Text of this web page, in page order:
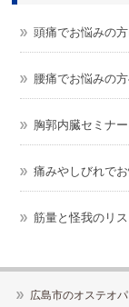
頭痛でお悩みの方
腰痛でお悩みの
胸郭内臓セミナ
痛みやしびれで
筋量と怪我のリ
広島市のオステオ